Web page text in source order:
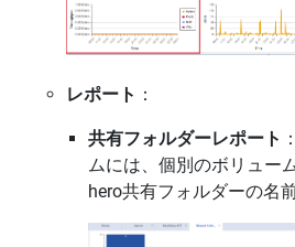
レポート ：
共有フォルダーレポート
ムには、個別のボリュー
hero共有フォルダーの名